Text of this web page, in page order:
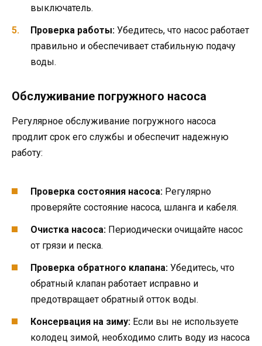
выключатель.
Проверка работы: Убедитесь, что насос работает
правильно и обеспечивает стабильную подачу
воды.
Обслуживание погружного насоса
Регулярное обслуживание погружного насоса
продлит срок его службы и обеспечит надежную
работу:
Проверка состояния насоса: Регулярно
проверяйте состояние насоса, шланга и кабеля.
Очистка насоса: Периодически очищайте насос
от грязи и песка.
Проверка обратного клапана: Убедитесь, что
обратный клапан работает исправно и
предотвращает обратный отток воды.
Консервация на зиму: Если вы не используете
колодец зимой, необходимо слить воду из насоса